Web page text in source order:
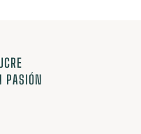
PASIÓN